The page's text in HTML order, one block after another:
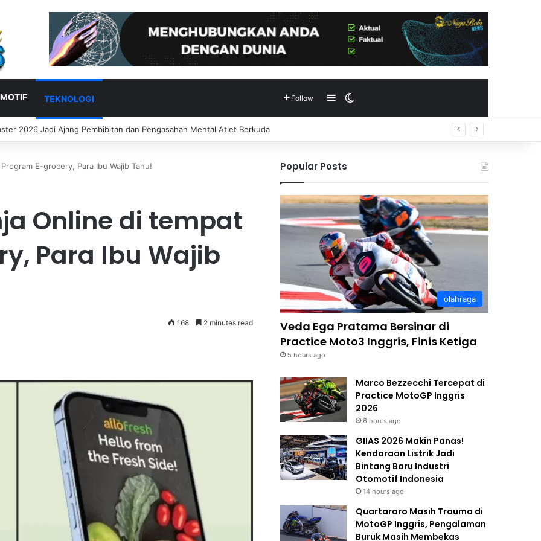
TEKNOLOGI Follow Sidebar
Bersinar di Practice Moto3 Inggris, Finis Ketiga
E-grocery, Para Ibu Wajib Tahu!
Online di tempat
Para Ibu Wajib
168 2 minutes read
Popular Posts
olahraga
Veda Ega Pratama Bersinar di
Practice Moto3 Inggris, Finis Ketiga
5 hours ago
Marco Bezzecchi Tercepat di
Practice MotoGP Inggris
2026
6 hours ago
GIIAS 2026 Makin Panas!
Kendaraan Listrik Jadi
Bintang Baru Industri
Otomotif Indonesia
14 hours ago
Quartararo Masih Trauma di
MotoGP Inggris, Pengalaman
Buruk Masih Membekas